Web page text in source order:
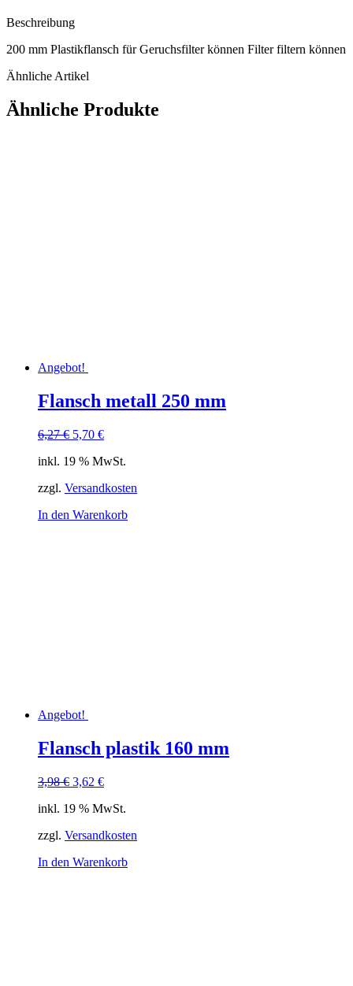
Beschreibung
200 mm Plastikflansch für Geruchsfilter können Filter filtern können
Ähnliche Artikel
Ähnliche Produkte
Angebot!
Flansch metall 250 mm
6,27€ Ursprünglicher
war:
5,70 €Aktueller
ist:
inkl. 19 % MwSt.
zzgl. Versandkosten
In den Warenkorb
Angebot!
Flansch plastik 160 mm
3,98€ Ursprünglicher
war:
3,62 €Aktueller
ist:
inkl. 19 % MwSt.
zzgl. Versandkosten
In den Warenkorb